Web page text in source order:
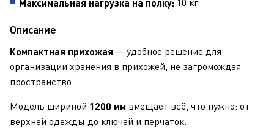
Максимальная нагрузка на полку: 10 кг.
Описание
Компактная прихожая — удобное решение для
организации хранения в прихожей, не загромождая
пространство.
Модель шириной 1200 мм вмещает всё, что нужно: от
верхней одежды до ключей и перчаток.